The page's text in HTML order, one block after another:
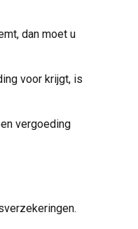
dan moet u
voor krijgt, is
vergoeding